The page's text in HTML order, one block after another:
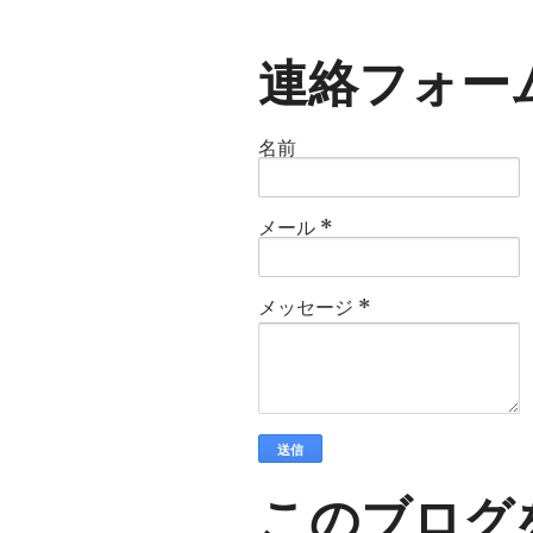
連絡フォー
名前
メール *
メッセージ *
このブログ